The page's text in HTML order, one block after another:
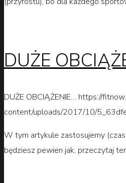
DUŻE
DUŻE OBCIĄŻENIE… https://
content/uploads/2017/10/
W tym artykule zastosujemy
będziesz pewien jak, przeczytaj